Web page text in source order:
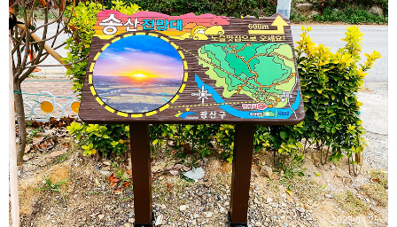
13 프로 맥스 2023. 05. 27 ​ #문빈정사 #광주문빈정사 #부처님오신날
#봉축법요식 #관불의식 #관욕 #생활한복 #마음의평화 #부처님세상 #
아기부처 #번뇌 #부처님 #자비 #광명 #불기2567년 #생일 #
아이폰13사진 #아이폰13프로맥스사진 #ShotoniPhone
#iPhone13ProMax #소니 #소니rx100 #rx100…
2023.04.25